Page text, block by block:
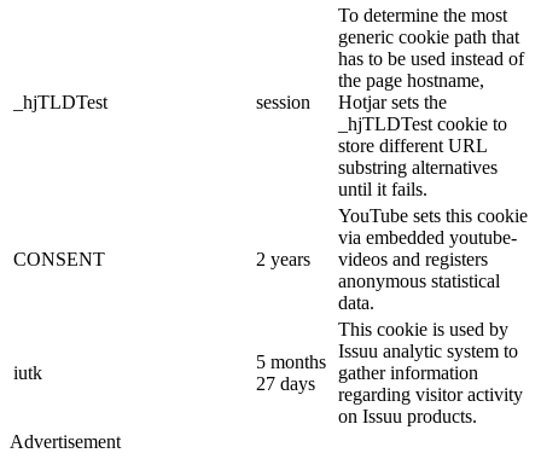
_hjTLDTest session
To determine the most
generic cookie path that
has to be used instead of
the page hostname,
Hotjar sets the
_hjTLDTest cookie to
store different URL
substring alternatives
until it fails.
CONSENT 2 years
YouTube sets this cookie
via embedded youtube-
videos and registers
anonymous statistical
data.
iutk
5 months
27 days
This cookie is used by
Issuu analytic system to
gather information
regarding visitor activity
on Issuu products.
Advertisement